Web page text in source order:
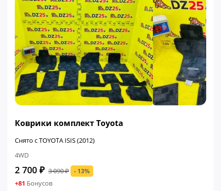
Коврики комплект Toyota
Снято с TOYOTA ISIS (2012)
4WD
2 700 ₽ 3 090 ₽ - 13%
+81 Бонусов